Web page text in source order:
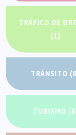
TRÁFICO DE
(2)
TRÂNSITO
TURISMO